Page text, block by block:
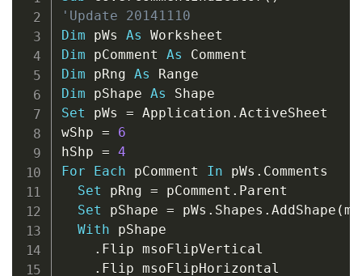
'Update 20141110
Dim pWs As
Dim pComment As
Dim pRng As
Dim pShape As
Set pWs = Application . ActiveSheet
wShp =
6
hShp = 4
For
Each pComment In pWs . Comments
Set pRng = pComment . Parent
Set pShape = pWs . Shapes . AddShape (
With pShape
. Flip msoFlipVertical
. Flip msoFlipHorizontal